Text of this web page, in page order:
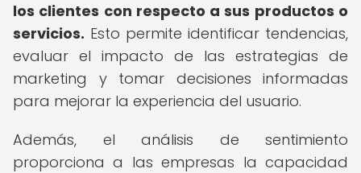
los clientes con respecto a sus productos o
servicios. Esto permite identificar tendencias,
evaluar el impacto de las estrategias de
marketing y tomar decisiones informadas
para mejorar la experiencia del usuario.
Además, el análisis de sentimiento
proporciona a las empresas la capacidad